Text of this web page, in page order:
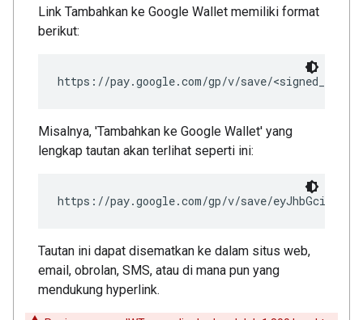
Link Tambahkan ke Google Wallet memiliki format
berikut:
Misalnya, 'Tambahkan ke Google Wallet' yang
lengkap tautan akan terlihat seperti ini:
https://pay.google.com/gp/v/save/
Tautan ini dapat disematkan ke dalam situs web,
email, obrolan, SMS, atau di mana pun yang
mendukung hyperlink.